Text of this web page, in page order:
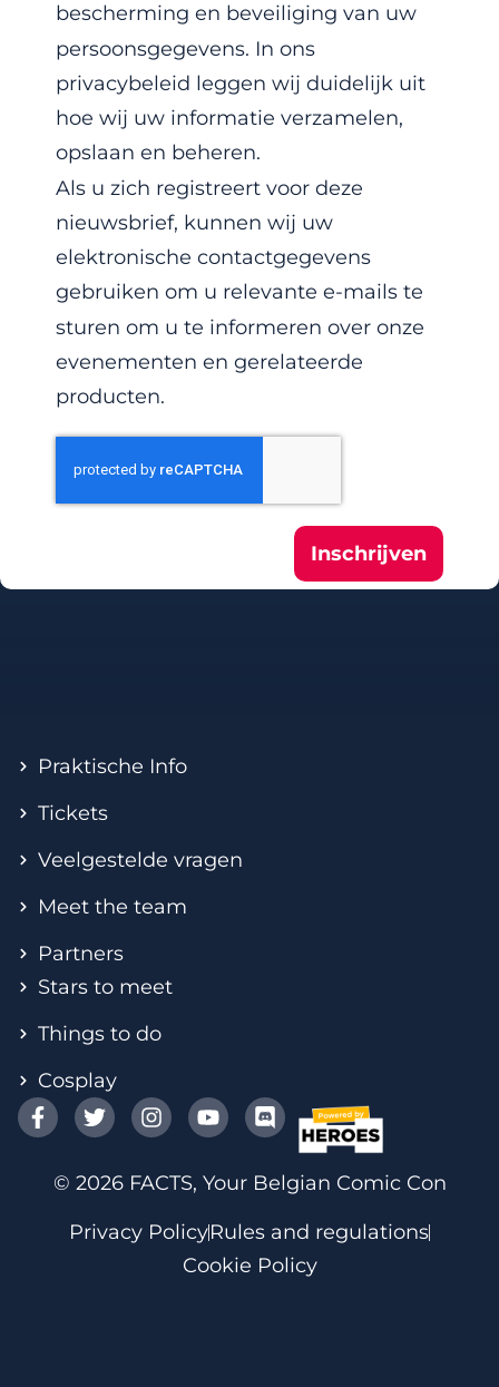
bescherming en beveiliging van uw
persoonsgegevens. In ons
privacybeleid leggen wij duidelijk uit
hoe wij uw informatie verzamelen,
opslaan en beheren.
Als u zich registreert voor deze
nieuwsbrief, kunnen wij uw
elektronische contactgegevens
gebruiken om u relevante e-mails te
sturen om u te informeren over onze
evenementen en gerelateerde
producten.
Inschrijven
Praktische Info
Tickets
Veelgestelde vragen
Meet the team
Partners
Stars to meet
Things to do
Cosplay
© 2026 FACTS, Your Belgian Comic Con
Privacy PolicyRules and regulations
Cookie Policy